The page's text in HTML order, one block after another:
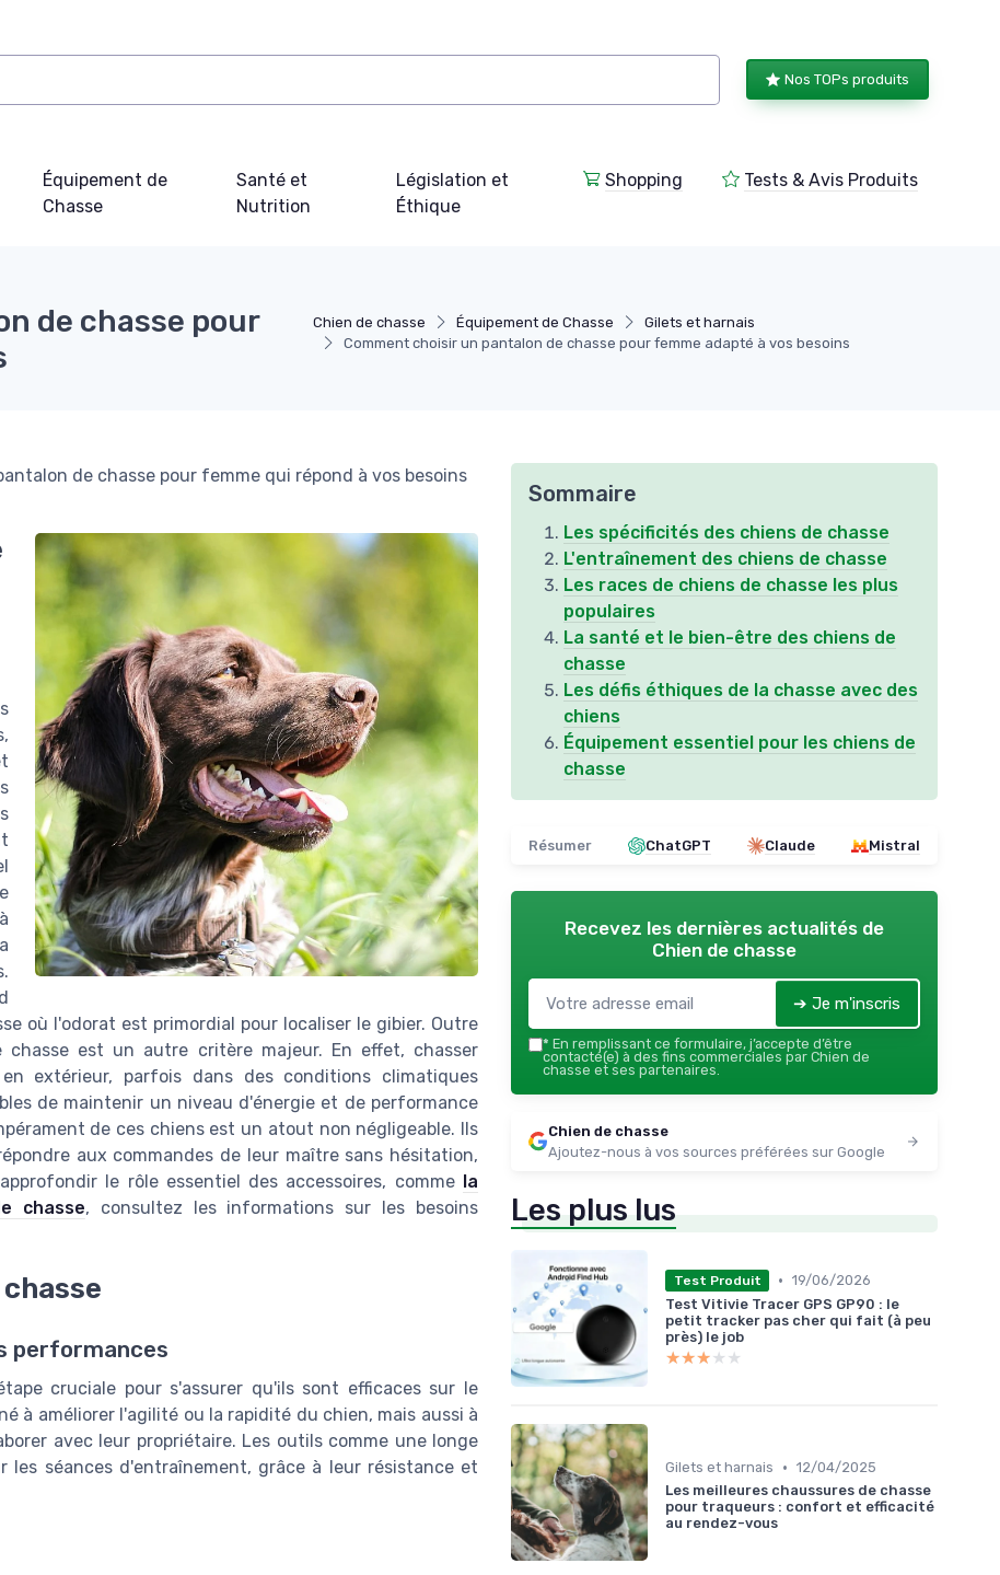
Nos TOPs produits
Équipement de
Chasse
Santé et
Nutrition
Législation et
Éthique
Shopping Tests & Avis Produits
Chien de chasse Équipement de Chasse
Gilets et harnais
Comment choisir un pantalon de chasse pour femme adapté à vos besoins
de chasse pour
de chasse pour femme qui répond à vos besoins
où l'odorat est primordial pour localiser le gibier. Outre
est un autre critère majeur. En effet, chasser
extérieur, parfois dans des conditions climatiques
de maintenir un niveau d'énergie et de performance
de ces chiens est un atout non négligeable. Ils
aux commandes de leur maître sans hésitation,
le rôle essentiel des accessoires, comme la
chasse, consultez les informations sur les besoins
performances
cruciale pour s'assurer qu'ils sont efficaces sur le
à améliorer l'agilité ou la rapidité du chien, mais aussi à
avec leur propriétaire. Les outils comme une longe
séances d'entraînement, grâce à leur résistance et
Sommaire
Les spécificités des chiens de chasse
L'entraînement des chiens de chasse
Les races de chiens de chasse les plus
populaires
La santé et le bien-être des chiens de
chasse
Les défis éthiques de la chasse avec des
chiens
Équipement essentiel pour les chiens de
chasse
Résumer ChatGPT Claude Mistral
Recevez les dernières actualités de
Chien de chasse
➔ Je m'inscris
* En remplissant ce formulaire, j’accepte d’être
contacté(e) à des fins commerciales par Chien de
chasse et ses partenaires.
Chien de chasse
Ajoutez-nous à vos sources préférées sur Google
Les plus lus
Test Produit • 19/06/2026
Test Vitivie Tracer GPS GP90 : le
petit tracker pas cher qui fait (à peu
près) le job
★★★★★
★★★★★
Gilets et harnais • 12/04/2025
Les meilleures chaussures de chasse
pour traqueurs : confort et efficacité
au rendez-vous